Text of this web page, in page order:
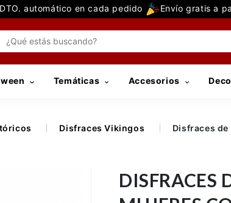
automático en cada pedido Envío gratis a
Temáticas Accesorios
Disfraces Vikingos Disfraces
DISFRACES